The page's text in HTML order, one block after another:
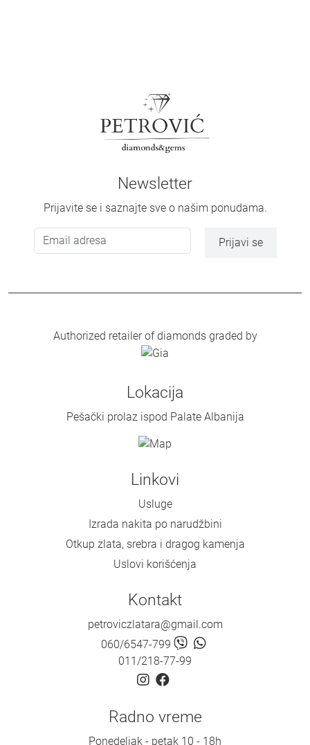
Newsletter
Prijavite se i saznajte sve o našim ponudama.
Prijavi se
Authorized retailer of diamonds graded by
Lokacija
Pešački prolaz ispod Palate Albanija
Linkovi
Usluge
Izrada nakita po narudžbini
Otkup zlata, srebra i dragog kamenja
Uslovi korišćenja
Kontakt
petroviczlatara@gmail.com
060/6547-799
011/218-77-99
Radno vreme
Ponedeljak - petak 10 - 18h